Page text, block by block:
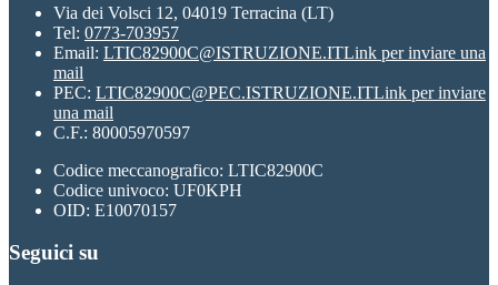
Via dei Volsci 12, 04019 Terracina (LT)
Tel: 0773-703957
Email: LTIC82900C@ISTRUZIONE.ITLink per inviare una
mail
PEC: LTIC82900C@PEC.ISTRUZIONE.ITLink per inviare
una mail
C.F.: 80005970597
Codice meccanografico: LTIC82900C
Codice univoco: UF0KPH
OID: E10070157
Seguici su